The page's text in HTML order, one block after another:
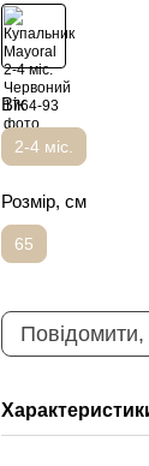
Вік
2-4 міс.
Розмір, см
65
Повідомити,